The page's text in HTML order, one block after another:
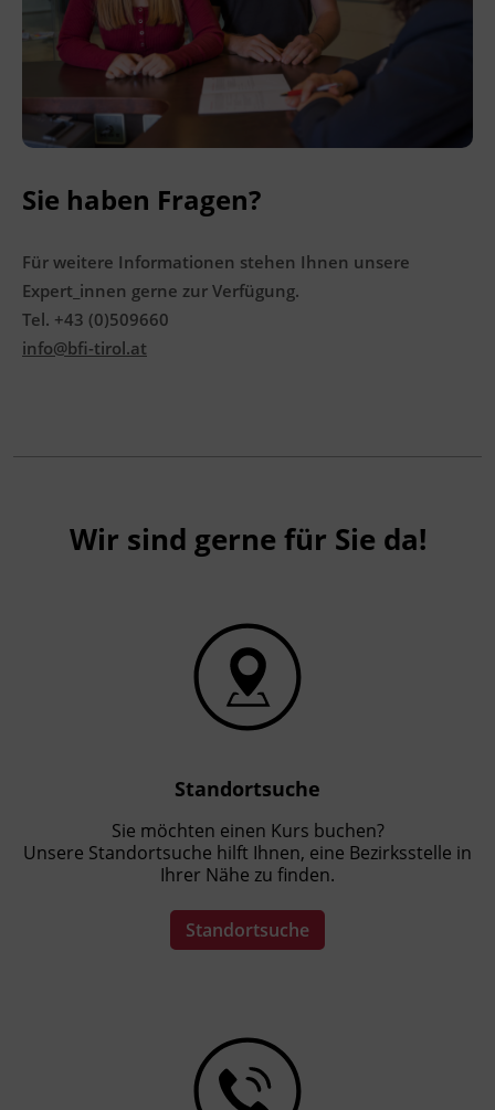
Terminübersicht
Sie haben Fragen?
Für weitere Informationen stehen Ihnen unsere
Expert_innen gerne zur Verfügung.
Tel. +43 (0)509660
info@bfi-tirol.at
Wir sind gerne für Sie da!
Standortsuche
Sie möchten einen Kurs buchen?
Unsere Standortsuche hilft Ihnen, eine Bezirksstelle in
Ihrer Nähe zu finden.
Standortsuche